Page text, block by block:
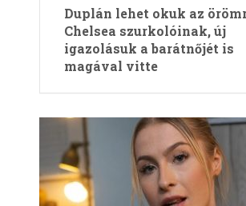
Duplán lehet okuk az
Chelsea szurkolóinak, új
igazolásuk a barátnőjét is
magával vitte